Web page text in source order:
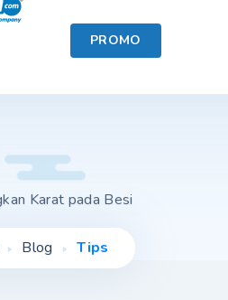
PROMO
Karat pada Besi
Blog Tips